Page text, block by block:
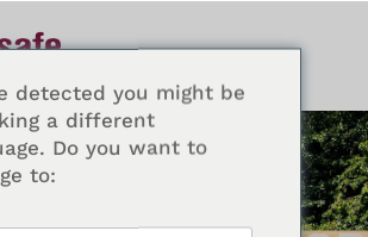
detected you might be
a different
Do you want to
to: